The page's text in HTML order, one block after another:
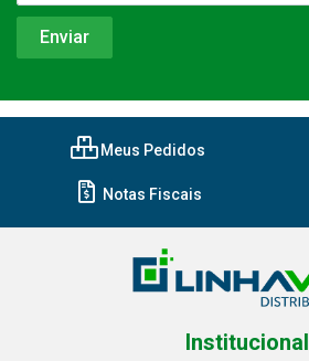
Meus Pedidos
Notas Fiscais
Institucional